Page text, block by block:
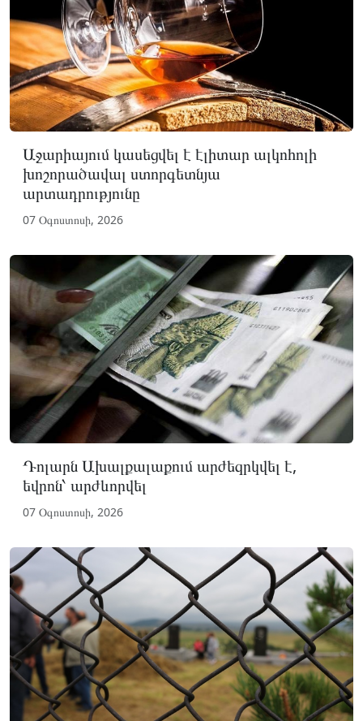
Աջարիայում կասեցվել է էլիտար ալկոհոլի
խոշորածավալ ստորգետնյա
արտադրությունը
07 Օգոստոսի, 2026
Դոլարն Ախալքալաքում արժեզրկվել է,
եվրոն՝ արժևորվել
07 Օգոստոսի, 2026